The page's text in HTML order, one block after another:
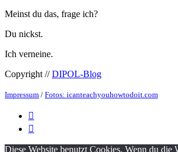
Meinst du das, frage ich?
Du nickst.
Ich verneine.
Copyright //DIPOL-Blog
Impressum / Fotos: icanteachyouhowtodoit.com


Diese Website benutzt Cookies. Wenn du die